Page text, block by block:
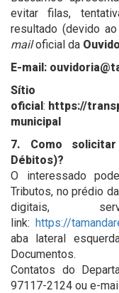
evitar filas,
resultado (devido
mailoficial da
E-mail:
Sítio
oficial: https://
municipal
7. Como
Débitos)?
O interessado
Tributos, no prédio
digitais,
link: https://
aba lateral
Documentos.
Contatos do
97117-2124 ou e-